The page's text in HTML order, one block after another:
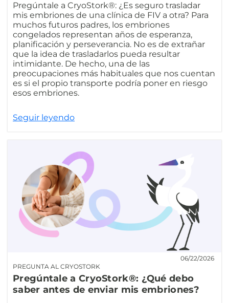
Pregúntale a CryoStork®: ¿Es seguro trasladar
mis embriones de una clínica de FIV a otra? Para
muchos futuros padres, los embriones
congelados representan años de esperanza,
planificación y perseverancia. No es de extrañar
que la idea de trasladarlos pueda resultar
intimidante. De hecho, una de las
preocupaciones más habituales que nos cuentan
es si el propio transporte podría poner en riesgo
esos embriones.
Seguir leyendo
PREGUNTA AL CRYOSTORK
06/22/2026
Pregúntale a CryoStork®: ¿Qué debo
saber antes de enviar mis embriones?